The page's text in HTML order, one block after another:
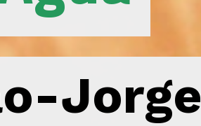
Jorge
Jorge